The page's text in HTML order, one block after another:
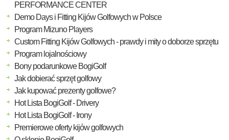
PERFORMANCE CENTER
Demo Days i Fitting Kijów Golfowych w Polsce
Program Mizuno Players
Custom Fitting Kijów Golfowych - prawdy i mity o doborze sprzętu
Program lojalnościowy
Bony podarunkowe BogiGolf
Jak dobierać sprzęt golfowy
Jak kupować prezenty golfowe?
Hot Lista BogiGolf - Drivery
Hot Lista BogiGolf - Irony
Premierowe oferty kijów golfowych